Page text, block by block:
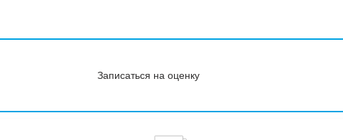
Записаться на оценку